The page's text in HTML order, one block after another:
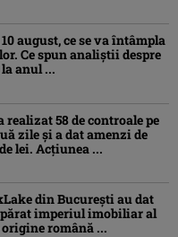
august, ce se va întâmpla
Ce spun analiștii despre
anul ...
realizat 58 de controale pe
zile și a dat amenzi de
lei. Acțiunea ...
din București au dat
imperiul imobiliar al
română ...